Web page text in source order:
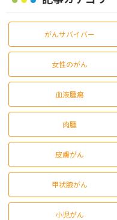
がんサバイバー
女性のがん
血液腫瘍
肉腫
皮膚がん
甲状腺がん
小児がん